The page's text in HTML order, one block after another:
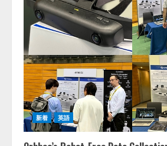
2
藤原竜也がAIで
抜く！
レビCM公開！
が組織の業務実
善を支援。 藤
動画公開 「も
たら、すぐ休
ある」「昨年
捕まえたり、
2026/08/06/
アシストAIテラ
能を備えたAIエ
トフォーム「
供開始
新着 英語